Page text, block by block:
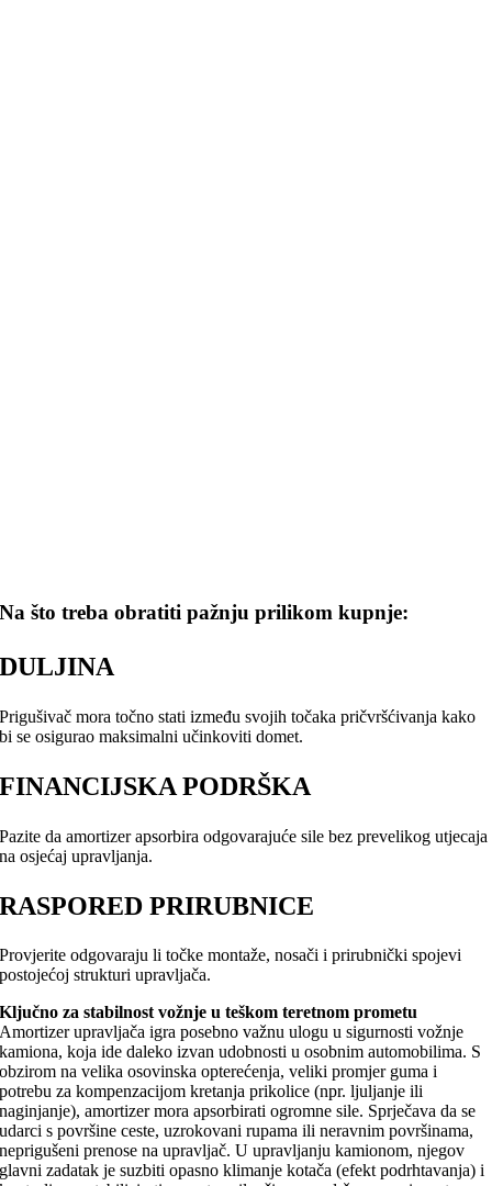
Na što treba obratiti pažnju prilikom kupnje:
DULJINA
Prigušivač mora točno stati između svojih točaka pričvršćivanja kako
bi se osigurao maksimalni učinkoviti domet.
FINANCIJSKA PODRŠKA
Pazite da amortizer apsorbira odgovarajuće sile bez prevelikog utjecaja
na osjećaj upravljanja.
RASPORED PRIRUBNICE
Provjerite odgovaraju li točke montaže, nosači i prirubnički spojevi
postojećoj strukturi upravljača.
Ključno za stabilnost vožnje u teškom teretnom prometu
Amortizer upravljača igra posebno važnu ulogu u sigurnosti vožnje
kamiona, koja ide daleko izvan udobnosti u osobnim automobilima. S
obzirom na velika osovinska opterećenja, veliki promjer guma i
potrebu za kompenzacijom kretanja prikolice (npr. ljuljanje ili
naginjanje), amortizer mora apsorbirati ogromne sile. Sprječava da se
udarci s površine ceste, uzrokovani rupama ili neravnim površinama,
neprigušeni prenose na upravljač. U upravljanju kamionom, njegov
glavni zadatak je suzbiti opasno klimanje kotača (efekt podrhtavanja) i